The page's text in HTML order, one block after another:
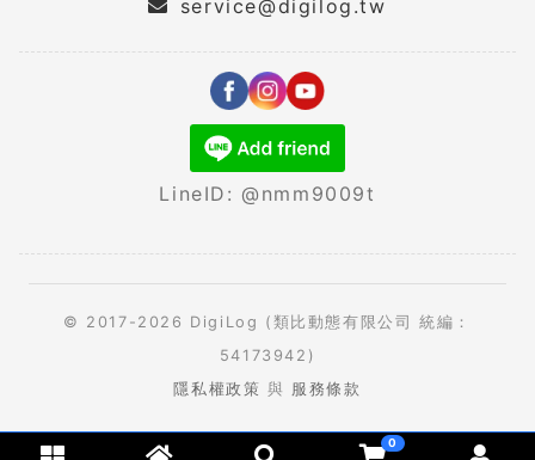
service@digilog.tw
LineID: @nmm9009t
© 2017-2026 DigiLog (類比動態有限公司 統編：
54173942)
隱私權政策 與 服務條款
0